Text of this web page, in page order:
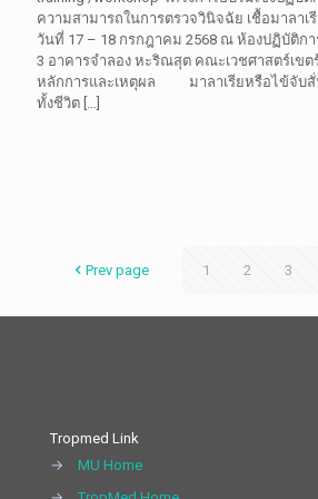
ความสามารถในการตรวจวินิจฉัย เชื้อมาลาเ
วันที่ 17 – 18 กรกฎาคม 2568 ณ ห้องปฏิบัติก
3 อาคารจำลอง หะริณสุต คณะเวชศาสตร์เข
หลักการและเหตุผล มาลาเรียหรือไข้จับสั่
ทั้งชีวิต
Prev page 1 2 3
Tropmed Link
→
MU Home